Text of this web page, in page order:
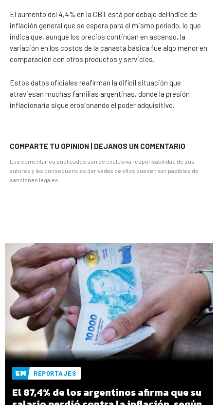
El aumento del 4,4% en la CBT está por debajo del índice de
inflación general que se espera para el mismo período, lo que
indica que, aunque los precios continúan en ascenso, la
variación en los costos de la canasta básica fue algo menor en
comparación con otros productos y servicios.
Estos datos oficiales reafirman la difícil situación que
atraviesan muchas familias argentinas, donde la presión
inflacionaria sigue erosionando el poder adquisitivo.
COMPARTE TU OPINION | DEJANOS UN COMENTARIO
Los comentarios publicados son de exclusiva responsabilidad de sus
autores y las consecuencias derivadas de ellos pueden ser pasibles de
sanciones legales.
REPORTAJES
El 87,4% de los argentinos afirma que su